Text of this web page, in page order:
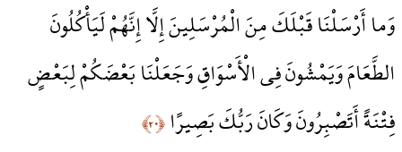
وَما أَرْسَلْنَا قَبْلَكَ مِنَ الْمُرْسَلِينَ إِلَّا إِنَّهُمْ لَيَأْكُلُونَ
الطَّعَامَ وَيَمْشُونَ فِي الْأَسْوَاقِ وَجَعَلْنَا بَعْضَكُمْ لِبَعْضٍ
فِتْنَةً أَتَصْبِرُونَ وَكَانَ رَبُّكَ بَصِيرًا﴿٢٠﴾